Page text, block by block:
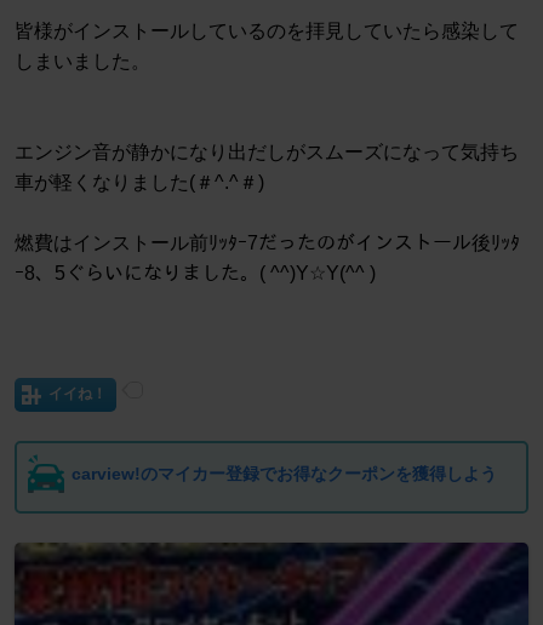
皆様がインストールしているのを拝見していたら感染して
しまいました。
エンジン音が静かになり出だしがスムーズになって気持ち
車が軽くなりました(＃^.^＃)
燃費はインストール前ﾘｯﾀｰ7だったのがインストール後ﾘｯﾀ
ｰ8、5ぐらいになりました。( ^^)Y☆Y(^^ )
イイね！
carview!のマイカー登録でお得なクーポンを獲得しよう